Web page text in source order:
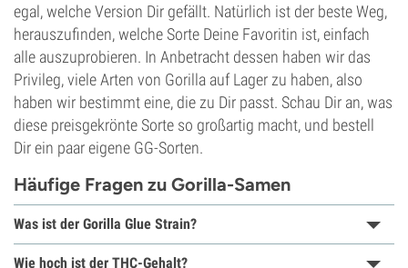
egal, welche Version Dir gefällt. Natürlich ist der beste Weg,
herauszufinden, welche Sorte Deine Favoritin ist, einfach
alle auszuprobieren. In Anbetracht dessen haben wir das
Privileg, viele Arten von Gorilla auf Lager zu haben, also
haben wir bestimmt eine, die zu Dir passt. Schau Dir an, was
diese preisgekrönte Sorte so großartig macht, und bestell
Dir ein paar eigene GG-Sorten.
Häufige Fragen zu Gorilla-Samen
Was ist der Gorilla Glue Strain?
Wie hoch ist der THC-Gehalt?